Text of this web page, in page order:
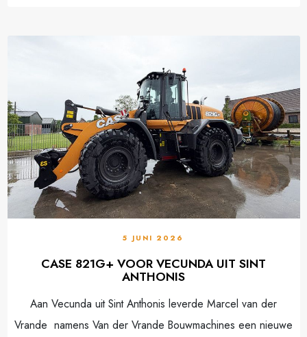
5 JUNI 2026
CASE 821G+ VOOR VECUNDA UIT SINT
ANTHONIS
Aan Vecunda uit Sint Anthonis leverde Marcel van der
Vrande namens Van der Vrande Bouwmachines een nieuwe